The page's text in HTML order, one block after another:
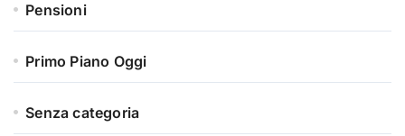
Pensioni
Primo Piano Oggi
Senza categoria